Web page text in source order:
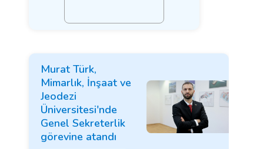
Murat Türk,
Mimarlık, İnşaat ve
Jeodezi
Üniversitesi'nde
Genel Sekreterlik
görevine atandı